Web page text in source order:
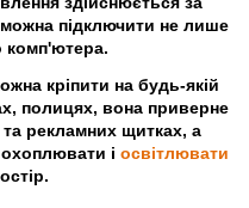
можна підключити не лише
комп'ютера.
кріпити на будь-якій
полицях, вона приверне
та рекламних щитках, а
і освітлювати